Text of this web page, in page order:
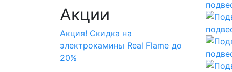
Акции
Акция! Скидка на
электрокамины Real Flame до
20%